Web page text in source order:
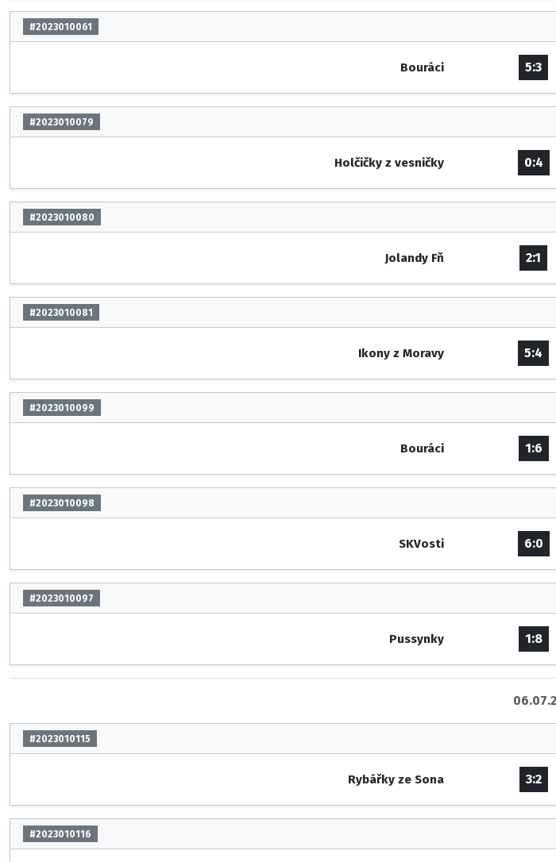
#2023010061
Bouráci 5:3
#2023010079
Holčičky z vesničky 0:4
#2023010080
Jolandy Fň 2:1
#2023010081
Ikony z Moravy 5:4
#2023010099
Bouráci 1:6
#2023010098
SKVosti 6:0
#2023010097
Pussynky 1:8
#2023010115
Rybářky ze Sona 3:2
#2023010116